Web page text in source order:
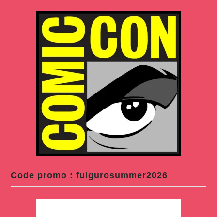
Code promo : fulgurosummer2026